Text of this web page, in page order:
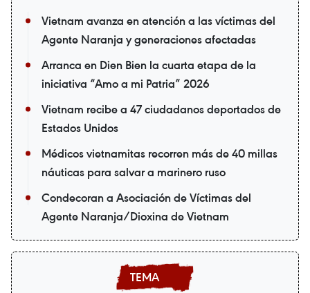
Vietnam avanza en atención a las víctimas del
Agente Naranja y generaciones afectadas
Arranca en Dien Bien la cuarta etapa de la
iniciativa “Amo a mi Patria” 2026
Vietnam recibe a 47 ciudadanos deportados de
Estados Unidos
Médicos vietnamitas recorren más de 40 millas
náuticas para salvar a marinero ruso
Condecoran a Asociación de Víctimas del
Agente Naranja/Dioxina de Vietnam